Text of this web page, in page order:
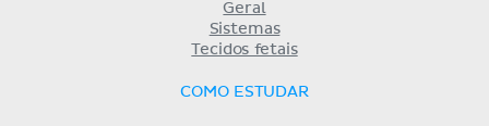
Geral
Sistemas
Tecidos fetais
COMO ESTUDAR